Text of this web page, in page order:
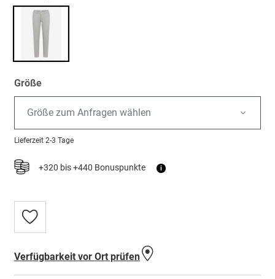
Größe
Größe zum Anfragen wählen
Lieferzeit 2-3 Tage
+320 bis +440 Bonuspunkte i
Zur
Wunschliste
Verfügbarkeit vor Ort prüfen